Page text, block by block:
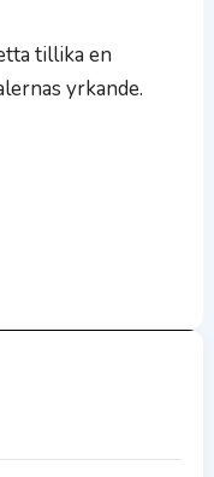
tillika en
yrkande.